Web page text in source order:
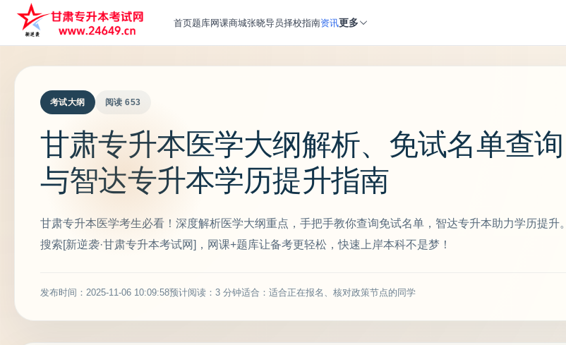
首页题库网课商城张晓导员择校指南资讯更多
考试大纲 阅读 653
甘肃专升本医学大纲解析、免试名单查询
与智达专升本学历提升指南
甘肃专升本医学考生必看！深度解析医学大纲重点，手把手教你查询免试名单，智达专升本助力学历提升。
搜索[新逆袭·甘肃专升本考试网]，网课+题库让备考更轻松，快速上岸本科不是梦！
发布时间：2025-11-06 10:09:58预计阅读：3 分钟适合：适合正在报名、核对政策节点的同学